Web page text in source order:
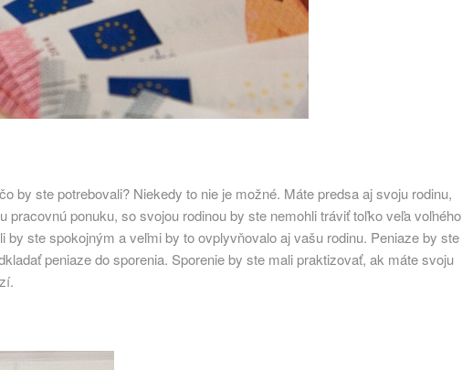
by ste potrebovali? Niekedy to nie je možné. Máte predsa aj svoju rodinu,
pracovnú ponuku, so svojou rodinou by ste nemohli tráviť toľko veľa voľného
ste spokojným a veľmi by to ovplyvňovalo aj vašu rodinu. Peniaze by ste
peniaze do sporenia. Sporenie by ste mali praktizovať, ak máte svoju